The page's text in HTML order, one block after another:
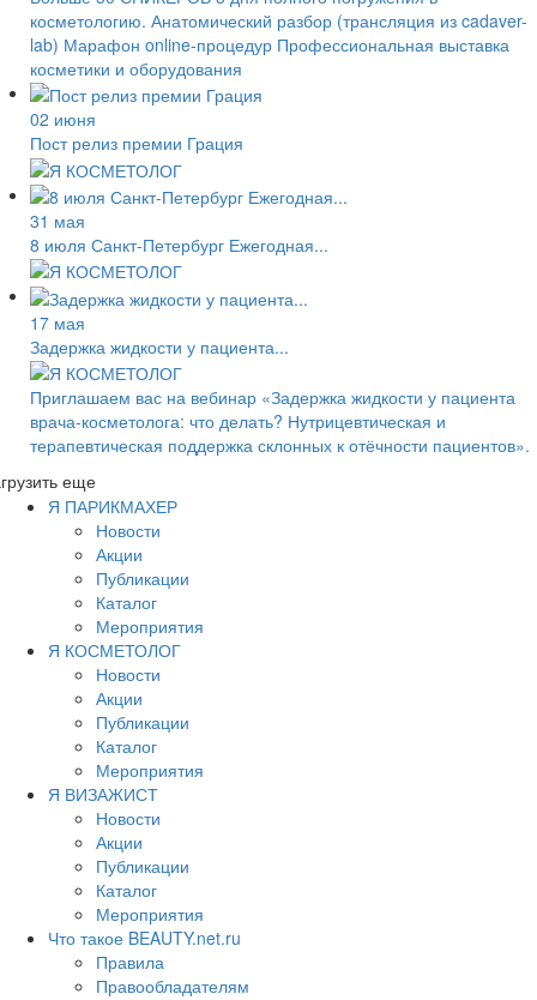
косметологию. Анатомический разбор (трансляция из cadaver-
lab) Марафон online-процедур Профессиональная выставка
косметики и оборудования
02 июня
Пост релиз премии Грация
31 мая
8 июля Санкт-Петербург Ежегодная...
17 мая
Задержка жидкости у пациента...
Приглашаем вас на вебинар «Задержка жидкости у пациента
врача-косметолога: что делать? Нутрицевтическая и
терапевтическая поддержка склонных к отёчности пациентов».
еще
Я ПАРИКМАХЕР
Новости
Акции
Публикации
Каталог
Мероприятия
Я КОСМЕТОЛОГ
Новости
Акции
Публикации
Каталог
Мероприятия
Я ВИЗАЖИСТ
Новости
Акции
Публикации
Каталог
Мероприятия
Что такое BEAUTY.net.ru
Правила
Правообладателям